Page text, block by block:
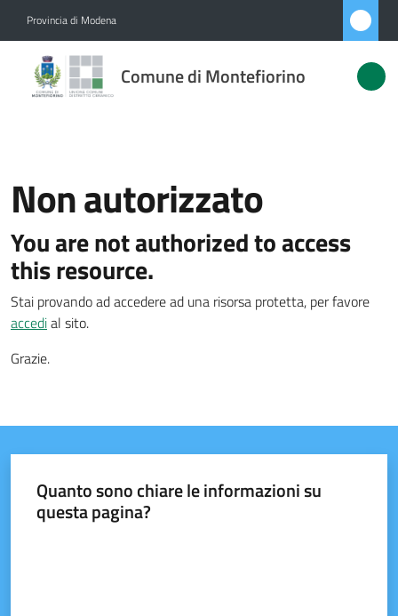
Provincia di Modena
Comune di Montefiorino
Comune di
Montefiorino
Menu selezionato
Novità
Servizi
Vivere
Montefiorino
argomenti...
Non autorizzato
You are not authorized to access
this resource.
Stai provando ad accedere ad una risorsa protetta, per favore
accedial sito.
Grazie.
Quanto sono chiare le informazioni su
questa pagina?